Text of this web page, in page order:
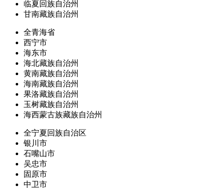
临夏回族自治州
甘南藏族自治州
全青海省
西宁市
海东市
海北藏族自治州
黄南藏族自治州
海南藏族自治州
果洛藏族自治州
玉树藏族自治州
海西蒙古族藏族自治州
全宁夏回族自治区
银川市
石嘴山市
吴忠市
固原市
中卫市